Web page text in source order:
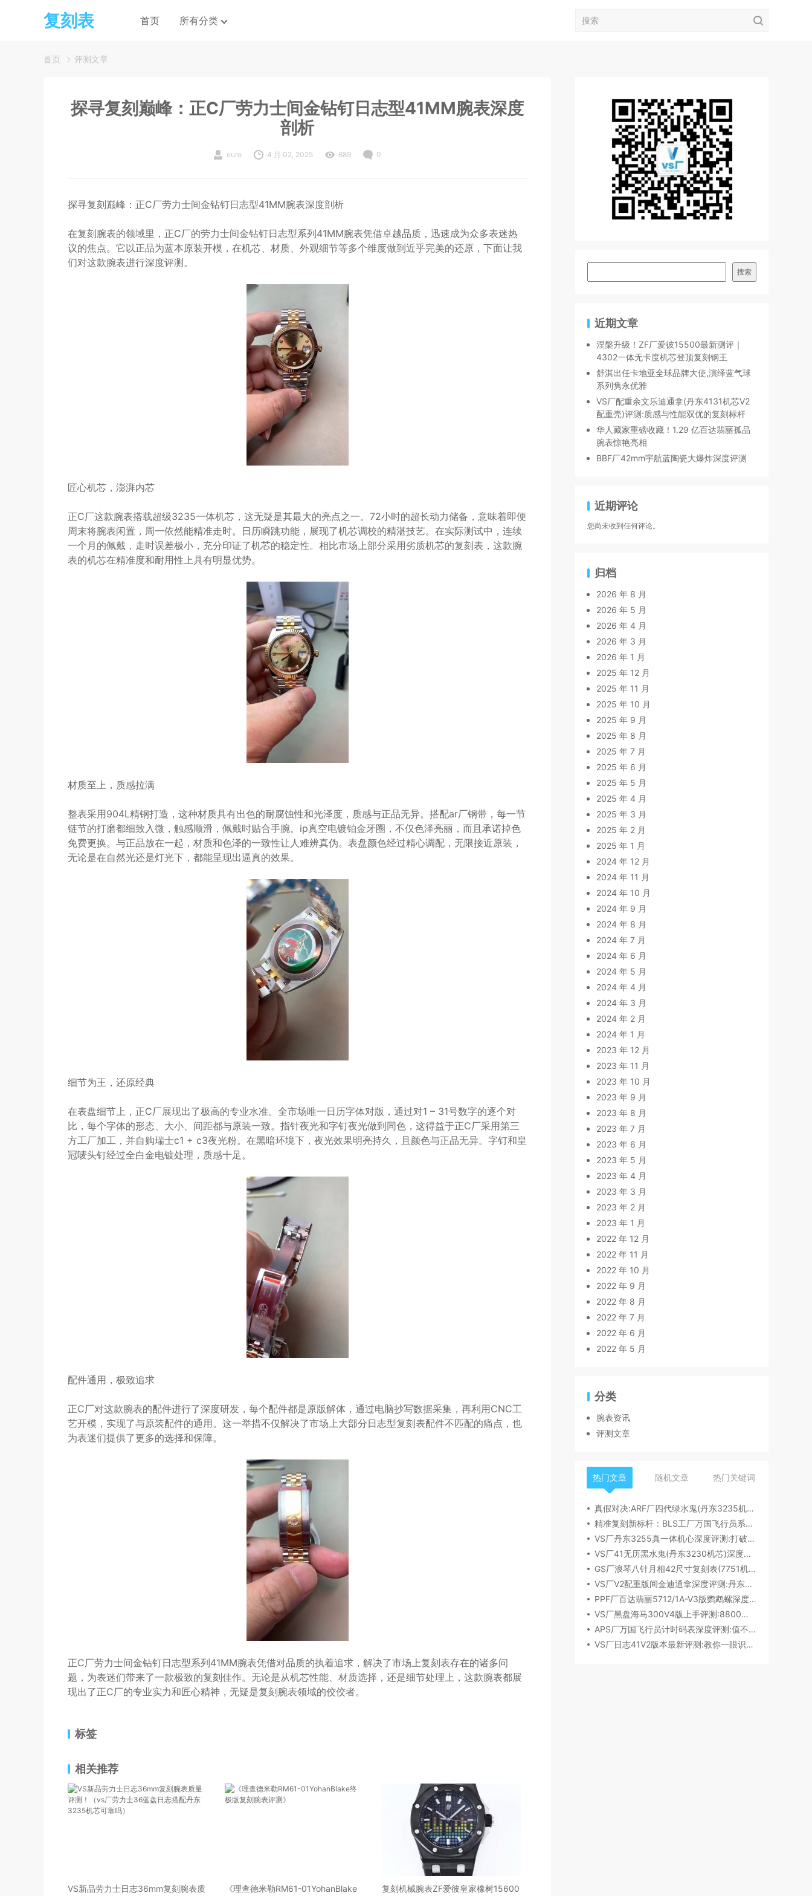
复刻表 首页 所有分类
首页 评测文章
探寻复刻巅峰：正C厂劳力士间金钻钉日志型41MM腕表深度
剖析
euro 4 月 02, 2025 689 0
探寻复刻巅峰：正C厂劳力士间金钻钉日志型41MM腕表深度剖析
在复刻腕表的领域里，正C厂的劳力士间金钻钉日志型系列41MM腕表凭借卓越品质，迅速成为众多表迷热
议的焦点。它以正品为蓝本原装开模，在机芯、材质、外观细节等多个维度做到近乎完美的还原，下面让我
们对这款腕表进行深度评测。
匠心机芯，澎湃内芯
正C厂这款腕表搭载超级3235一体机芯，这无疑是其最大的亮点之一。72小时的超长动力储备，意味着即便
周末将腕表闲置，周一依然能精准走时。日历瞬跳功能，展现了机芯调校的精湛技艺。在实际测试中，连续
一个月的佩戴，走时误差极小，充分印证了机芯的稳定性。相比市场上部分采用劣质机芯的复刻表，这款腕
表的机芯在精准度和耐用性上具有明显优势。
材质至上，质感拉满
整表采用904L精钢打造，这种材质具有出色的耐腐蚀性和光泽度，质感与正品无异。搭配ar厂钢带，每一节
链节的打磨都细致入微，触感顺滑，佩戴时贴合手腕。ip真空电镀铂金牙圈，不仅色泽亮丽，而且承诺掉色
免费更换。与正品放在一起，材质和色泽的一致性让人难辨真伪。表盘颜色经过精心调配，无限接近原装，
无论是在自然光还是灯光下，都能呈现出逼真的效果。
细节为王，还原经典
在表盘细节上，正C厂展现出了极高的专业水准。全市场唯一日历字体对版，通过对1 – 31号数字的逐个对
比，每个字体的形态、大小、间距都与原装一致。指针夜光和字钉夜光做到同色，这得益于正C厂采用第三
方工厂加工，并自购瑞士c1 + c3夜光粉。在黑暗环境下，夜光效果明亮持久，且颜色与正品无异。字钉和皇
冠唛头钉经过全白金电镀处理，质感十足。
配件通用，极致追求
正C厂对这款腕表的配件进行了深度研发，每个配件都是原版解体，通过电脑抄写数据采集，再利用CNC工
艺开模，实现了与原装配件的通用。这一举措不仅解决了市场上大部分日志型复刻表配件不匹配的痛点，也
为表迷们提供了更多的选择和保障。
正C厂劳力士间金钻钉日志型系列41MM腕表凭借对品质的执着追求，解决了市场上复刻表存在的诸多问
题，为表迷们带来了一款极致的复刻佳作。无论是从机芯性能、材质选择，还是细节处理上，这款腕表都展
现出了正C厂的专业实力和匠心精神，无疑是复刻腕表领域的佼佼者。
标签
相关推荐
VS新品劳力士日志36mm复刻腕表质 《理查德米勒RM61-01YohanBlake 复刻机械腕表ZF爱彼皇家橡树15600
搜索
近期文章
涅槃升级！ZF厂爱彼15500最新测评｜
4302一体无卡度机芯登顶复刻钢王
舒淇出任卡地亚全球品牌大使,演绎蓝气球
系列隽永优雅
VS厂配重余文乐迪通拿(丹东4131机芯V2
配重壳)评测:质感与性能双优的复刻标杆
华人藏家重磅收藏！1.29 亿百达翡丽孤品
腕表惊艳亮相
BBF厂42mm宇航蓝陶瓷大爆炸深度评测
近期评论
您尚未收到任何评论。
归档
2026 年 8 月
2026 年 5 月
2026 年 4 月
2026 年 3 月
2026 年 1 月
2025 年 12 月
2025 年 11 月
2025 年 10 月
2025 年 9 月
2025 年 8 月
2025 年 7 月
2025 年 6 月
2025 年 5 月
2025 年 4 月
2025 年 3 月
2025 年 2 月
2025 年 1 月
2024 年 12 月
2024 年 11 月
2024 年 10 月
2024 年 9 月
2024 年 8 月
2024 年 7 月
2024 年 6 月
2024 年 5 月
2024 年 4 月
2024 年 3 月
2024 年 2 月
2024 年 1 月
2023 年 12 月
2023 年 11 月
2023 年 10 月
2023 年 9 月
2023 年 8 月
2023 年 7 月
2023 年 6 月
2023 年 5 月
2023 年 4 月
2023 年 3 月
2023 年 2 月
2023 年 1 月
2022 年 12 月
2022 年 11 月
2022 年 10 月
2022 年 9 月
2022 年 8 月
2022 年 7 月
2022 年 6 月
2022 年 5 月
分类
腕表资讯
评测文章
热门文章 随机文章 热门关键词
真假对决:ARF厂四代绿水鬼(丹东3235机芯)深度评测
精准复刻新标杆：BLS工厂万国飞行员系列41mm新品首发解析
VS厂丹东3255真一体机心深度评测:打破市场乱象,重塑复刻机芯新标杆​
VS厂41无历黑水鬼(丹东3230机芯)深度评测:性能与破绽全解析
GS厂浪琴八针月相42尺寸复刻表(7751机芯)细节全析
VS厂V2配重版间金迪通拿深度评测:丹东4131机芯加持下的165克精密之作​
PPF厂百达翡丽5712/1A-V3版鹦鹉螺深度评测:细节升级直击正品
VS厂黑盘海马300V4版上手评测:8800一体机芯加持,复刻天花板实至名归?
APS厂万国飞行员计时码表深度评测:值不值得入手？
VS厂日志41V2版本最新评测:教你一眼识破假VS